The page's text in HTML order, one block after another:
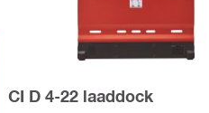
CI D 4-22 laaddock